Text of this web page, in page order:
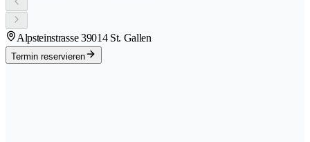
Alpsteinstrasse 39014 St. Gallen
Termin reservieren